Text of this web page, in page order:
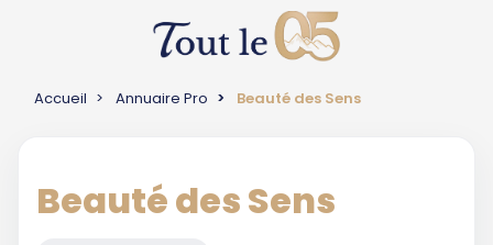
Accueil Annuaire Pro Beauté des Sens
Beauté des Sens